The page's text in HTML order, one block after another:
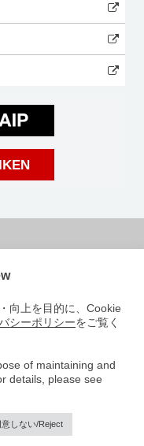
スの[at]は@に変えてくださ
プ
向上を目的に、Cookie
シーポリシーをご覧く
of maintaining and
details, please see
意しない/Reject